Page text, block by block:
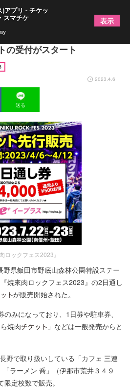
2023』2日通しチケット先行
の受付がスタート
2023.4.6
送る
ロックフェス2023』
県飯田市野底山森林公園特設ステー
焼來肉ロックフェス2023』の2日通し
が販売開始された。
みになっており、1日券や駐車券、
焼肉
」などは一般発売からと
野で取り扱いしている「カフェ 三連
ラーメン 喬」（伊那市荒井３４９
定枚数で販売。
アプリ - チケッ
スマチケ 表示